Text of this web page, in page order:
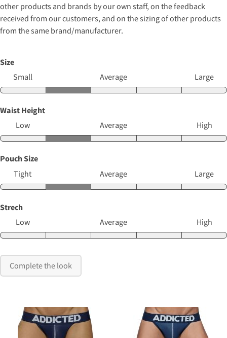
other products and brands by our own staff, on the feedback
received from our customers, and on the sizing of other products
from the same brand/manufacturer.
Size
Small
Average Large
Waist Height
Low
Average High
Pouch Size
Tight
Average Large
Strech
Low
Average High
Complete the look